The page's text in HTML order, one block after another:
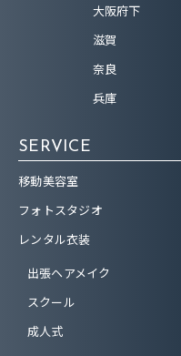
大阪府下
滋賀
奈良
兵庫
SERVICE
移動美容室
フォトスタジオ
レンタル衣装
出張ヘアメイク
スクール
成人式